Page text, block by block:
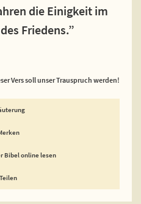
die Einigkeit im
Friedens.”
Vers soll unser Trauspruch werden!
Bibel online lesen